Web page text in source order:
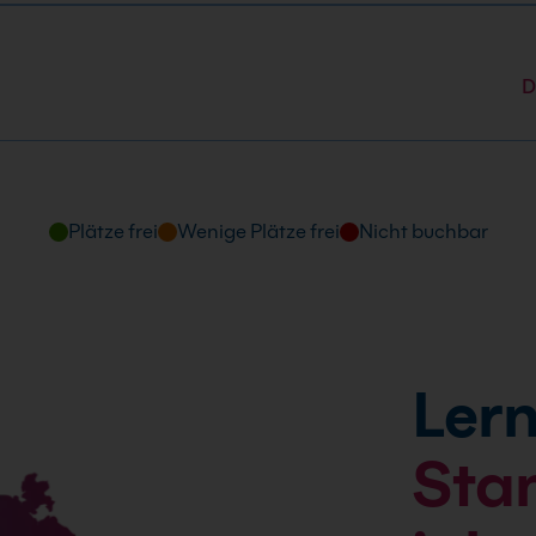
Uhrzeit
Plätze frei Wenige Plätze frei Nicht buchbar